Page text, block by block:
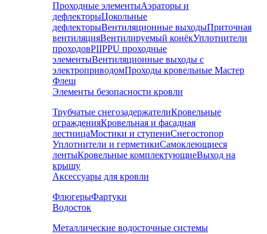
Проходные элементыАэраторы и
дефлекторыЦокольные
дефлекторыВентиляционные выходыПриточная
вентиляцияВентилируемый конёкУплотнители
проходовPIIPPU проходные
элементыВентиляционные выходы с
электроприводомПроходы кровельные Мастер
Флеш
Элементы безопасности кровли
Трубчатые снегозадержателиКровельные
огражденияКровельная и фасадная
лестницаМостики и ступениСнегостопор
Уплотнители и герметикиСамоклеющиеся
лентыКровельные комплектующиеВыход на
крышу
Аксессуары для кровли
ФлюгерыФартуки
Водосток
Металлические водосточные системы